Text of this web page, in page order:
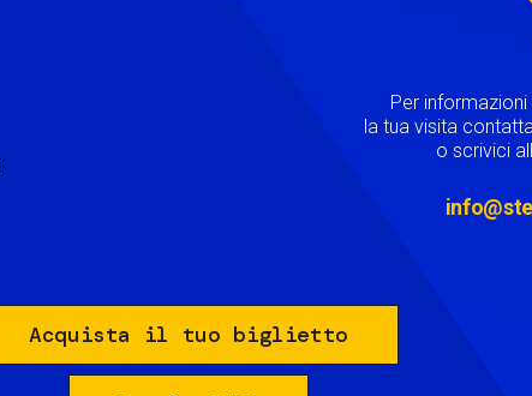
Per
la tua visita
o scrivici
Acquista il tuo biglietto